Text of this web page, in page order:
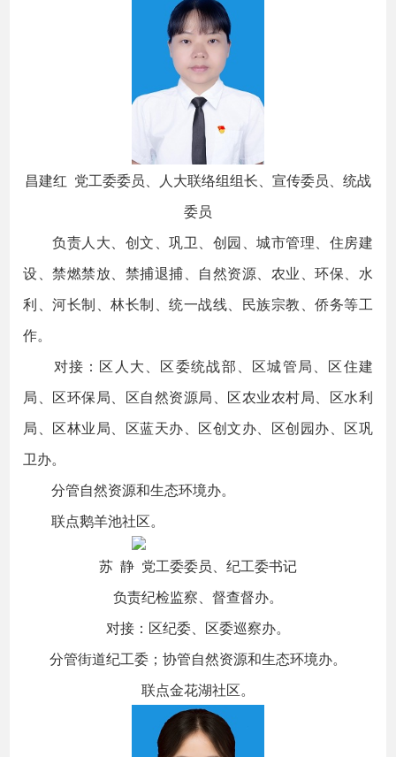
昌建红 党工委委员、人大联络组组长、宣传委员、统战
委员
负责人大、创文、巩卫、创园、城市管理、住房建
设、禁燃禁放、禁捕退捕、自然资源、农业、环保、水
利、河长制、林长制、统一战线、民族宗教、侨务等工
作。
对接：区人大、区委统战部、区城管局、区住建
局、区环保局、区自然资源局、区农业农村局、区水利
局、区林业局、区蓝天办、区创文办、区创园办、区巩
卫办。
分管自然资源和生态环境办。
联点鹅羊池社区。
苏 静 党工委委员、纪工委书记
负责纪检监察、督查督办。
对接：区纪委、区委巡察办。
分管街道纪工委；协管自然资源和生态环境办。
联点金花湖社区。